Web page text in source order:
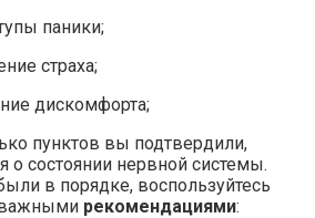
паники;
страха;
дискомфорта;
пунктов вы подтвердили,
о состоянии нервной системы.
в порядке, воспользуйтесь
важными рекомендациями: